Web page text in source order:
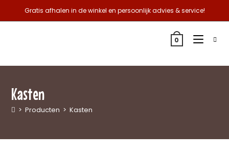
Gratis afhalen in de winkel en persoonlijk advies & service!
0
Kasten
> Producten > Kasten